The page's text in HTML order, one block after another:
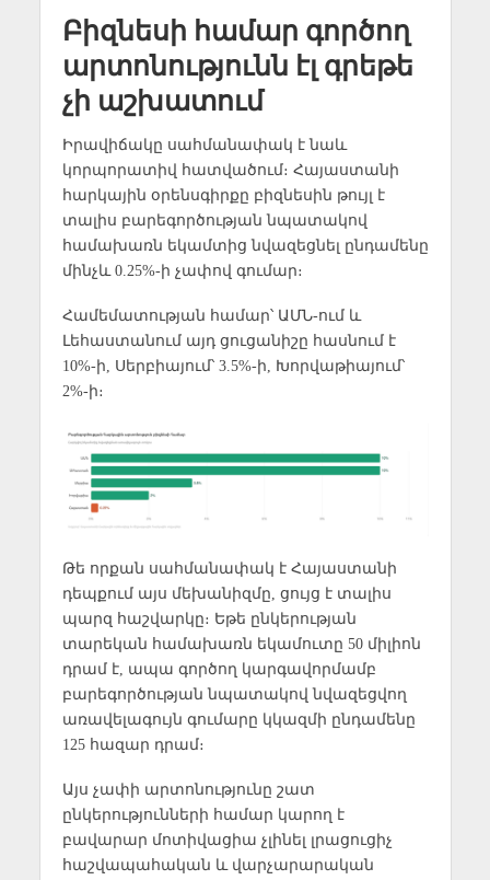
Բիզնեսի համար գործող
արտոնությունն էլ գրեթե
չի աշխատում
Իրավիճակը սահմանափակ է նաև
կորպորատիվ հատվածում։ Հայաստանի
հարկային օրենսգիրքը բիզնեսին թույլ է
տալիս բարեգործության նպատակով
համախառն եկամտից նվազեցնել ընդամենը
մինչև 0.25%-ի չափով գումար։
Համեմատության համար՝ ԱՄՆ-ում և
Լեհաստանում այդ ցուցանիշը հասնում է
10%-ի, Սերբիայում՝ 3.5%-ի, Խորվաթիայում՝
2%-ի։
Թե որքան սահմանափակ է Հայաստանի
դեպքում այս մեխանիզմը, ցույց է տալիս
պարզ հաշվարկը։ Եթե ընկերության
տարեկան համախառն եկամուտը 50 միլիոն
դրամ է, ապա գործող կարգավորմամբ
բարեգործության նպատակով նվազեցվող
առավելագույն գումարը կկազմի ընդամենը
125 հազար դրամ։
Այս չափի արտոնությունը շատ
ընկերությունների համար կարող է
բավարար մոտիվացիա չլինել լրացուցիչ
հաշվապահական և վարչարարական